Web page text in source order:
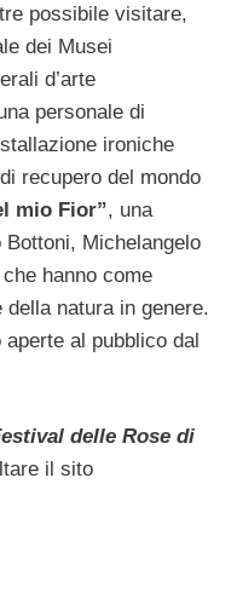
possibile visitare,
dei Musei
d’arte
personale di
ironiche
recupero del mondo
mio Fior”, una
Michelangelo
hanno come
natura in genere.
al pubblico dal
delle Rose di
il sito